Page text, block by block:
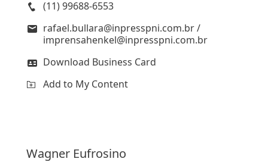
(11) 99688-6553
rafael.bullara@inpresspni.com.br /
imprensahenkel@inpresspni.com.br
Download Business Card
Add to My Content
Wagner Eufrosino